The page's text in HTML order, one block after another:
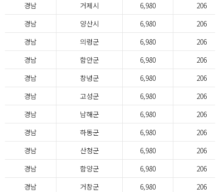
경남
거제시 6,980
206
경남
양산시 6,980
206
경남
의령군 6,980
206
경남
함안군 6,980
206
경남
창녕군 6,980
206
경남
고성군 6,980
206
경남
남해군 6,980
206
경남
하동군 6,980
206
경남
산청군 6,980
206
경남
함양군 6,980
206
경남
거창군 6,980
206